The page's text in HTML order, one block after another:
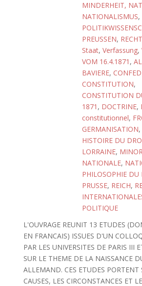
MINDERHEIT,
NATIONALISMUS,
PREUSSEN,
Staat, Verfassung,
VOM 16.4.1871 ,
BAVIERE,
CONSTITUTION,
CONSTITUTION
1871 , DOCTRINE,
constitutionnel,
GERMANISATION,
HISTOIRE DU
LORRAINE,
NATIONALE,
PHILOSOPHIE DU
PRUSSE, REICH,
POLITIQUE
L'OUVRAGE REUNIT 13 ETUDES
EN FRANCAIS) ISSUES D'UN
PAR LES UNIVERSITES DE PARIS III
SUR LE THEME DE LA NAISSANCE
ALLEMAND. CES ETUDES PORTENT
CAUSES, LES CIRCONSTANCES ET